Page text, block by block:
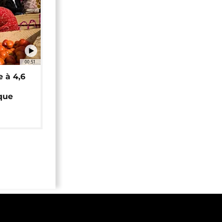
00:51
à 4,6